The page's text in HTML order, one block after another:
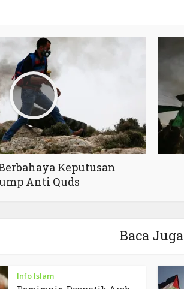
Keputusan
Anti Quds
Baca Juga
Info Islam